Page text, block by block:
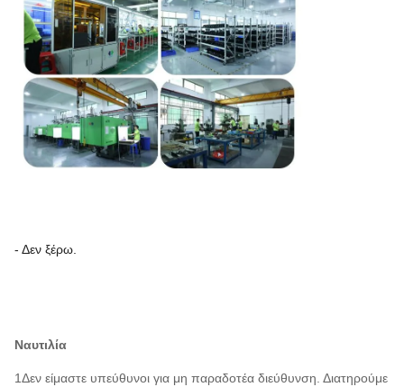
- Δεν ξέρω.
Ναυτιλία
1Δεν είμαστε υπεύθυνοι για μη παραδοτέα διεύθυνση. Διατηρούμε